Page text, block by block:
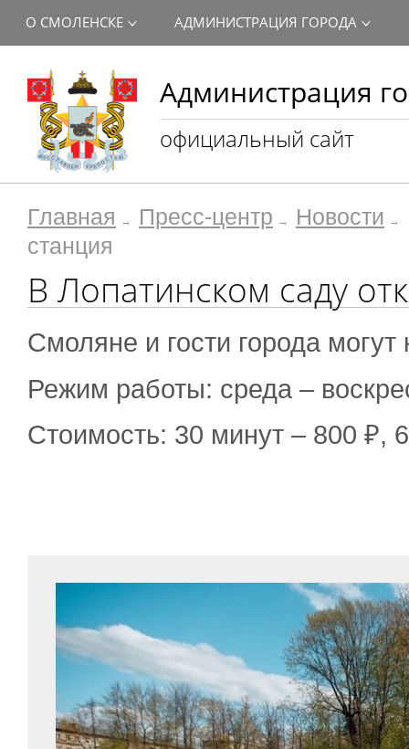
Администрация
официальный сайт
О СМОЛЕНСКЕ АДМИНИСТРАЦИЯ ГОРОДА
Главная Пресс-центр Новости
станция
В Лопатинском саду
Смоляне и гости города
Режим работы: среда –
Стоимость: 30 минут – 800 ₽,